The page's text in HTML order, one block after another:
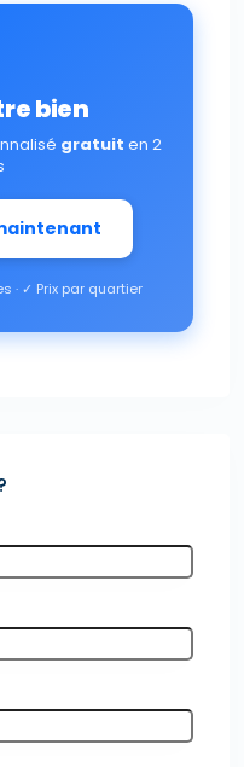
bien
gratuit en 2
· ✓ Prix par quartier